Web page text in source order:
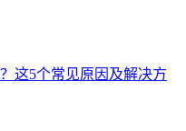
这5个常见原因及解决方